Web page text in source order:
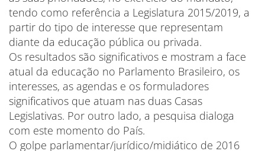
tendo como referência a Legislatura 2015/2019, a
partir do tipo de interesse que representam
diante da educação pública ou privada.
Os resultados são significativos e mostram a face
atual da educação no Parlamento Brasileiro, os
interesses, as agendas e os formuladores
significativos que atuam nas duas Casas
Legislativas. Por outro lado, a pesquisa dialoga
com este momento do País.
O golpe parlamentar/jurídico/midiático de 2016